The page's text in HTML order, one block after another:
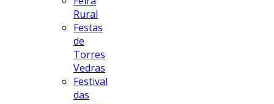
Rural
Festas
de
Torres
Vedras
Festival
das